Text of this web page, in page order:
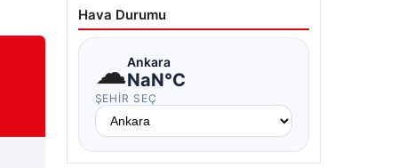
Hava Durumu
☁Ankara
NaN°C
ŞEHIR SEÇ